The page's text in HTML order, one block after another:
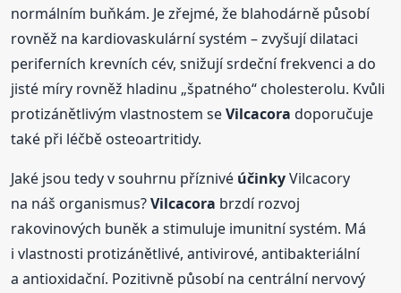
normálním buňkám. Je zřejmé, že blahodárně působí
rovněž na kardiovaskulární systém – zvyšují dilataci
periferních krevních cév, snižují srdeční frekvenci a do
jisté míry rovněž hladinu „špatného“ cholesterolu. Kvůli
protizánětlivým vlastnostem seVilcacora doporučuje
také při léčbě osteoartritidy.
Jaké jsou tedy v souhrnu příznivé účinkyVilcacory
na náš organismus?Vilcacora brzdí rozvoj
rakovinových buněk a stimuluje imunitní systém. Má
i vlastnosti protizánětlivé, antivirové, antibakteriální
a antioxidační. Pozitivně působí na centrální nervový